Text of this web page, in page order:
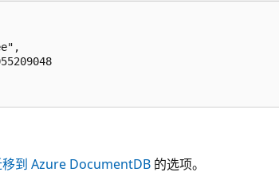
到 Azure DocumentDB 的选项。